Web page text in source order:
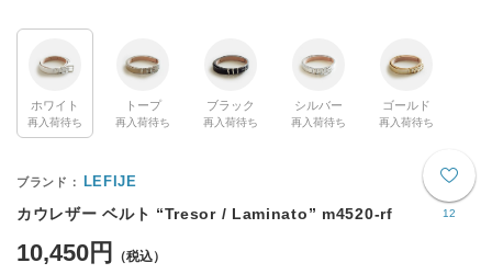
ホワイト
再入荷待ち
トープ
再入荷待ち
ブラック
再入荷待ち
シルバー
再入荷待ち
ゴールド
再入荷待ち
12
LEFIJE
カウレザー ベルト “Tresor / Laminato” m4520-rf
10,450円